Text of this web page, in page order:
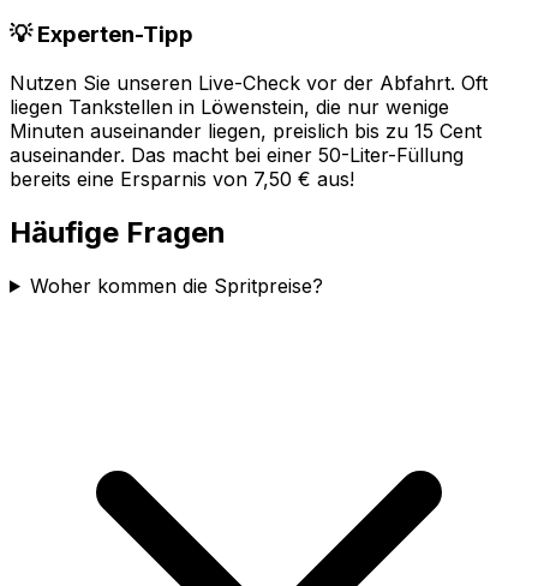
💡 Experten-Tipp
Nutzen Sie unseren Live-Check vor der Abfahrt. Oft
liegen Tankstellen in Löwenstein, die nur wenige
Minuten auseinander liegen, preislich bis zu 15 Cent
auseinander. Das macht bei einer 50-Liter-Füllung
bereits eine Ersparnis von 7,50 € aus!
Häufige Fragen
Woher kommen die Spritpreise?